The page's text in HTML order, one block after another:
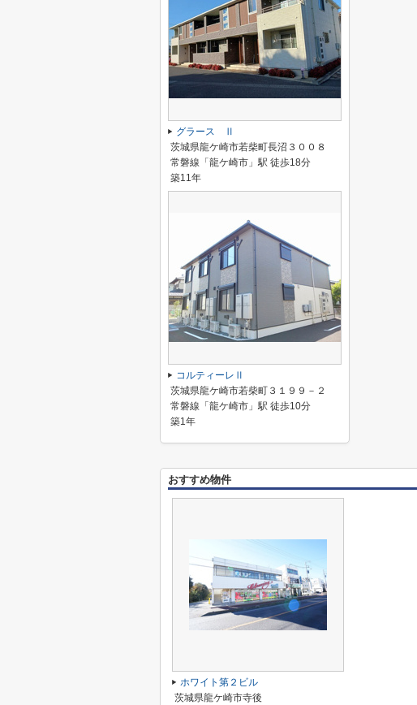
グラース Ⅱ
茨城県龍ケ崎市若柴町長沼３００８
常磐線「龍ケ崎市」駅 徒歩18分
築11年
コルティーレⅡ
茨城県龍ケ崎市若柴町３１９９－２
常磐線「龍ケ崎市」駅 徒歩10分
築1年
おすすめ物件
ホワイト第２ビル
茨城県龍ケ崎市寺後